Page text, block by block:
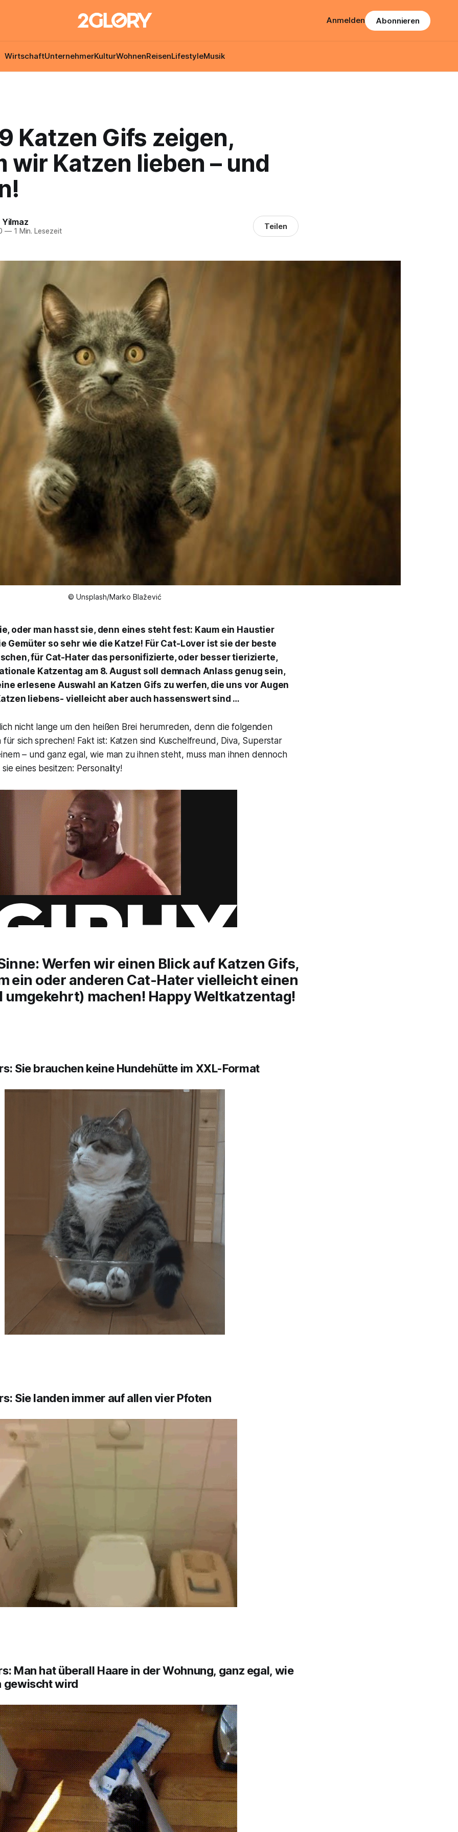
WirtschaftUnternehmerKulturWohnenReisenLifestyleMusik
Anmelden Abonnieren
Katzen Gifs zeigen,
wir Katzen lieben – und
—1 Min. Lesezeit Teilen
© Unsplash/Marko Blažević
oder man hasst sie, denn eines steht fest: Kaum ein Haustier
Gemüter so sehr wie die Katze! Für Cat-Lover ist sie der beste
für Cat-Hater das personifizierte, oder besser tierizierte,
Katzentag am 8. August soll demnach Anlass genug sein,
erlesene Auswahl an Katzen Gifs zu werfen, die uns vor Augen
liebens- vielleicht aber auch hassenswert sind …
nicht lange um den heißen Brei herumreden, denn die folgenden
für sich sprechen! Fakt ist: Katzen sind Kuschelfreund, Diva, Superstar
– und ganz egal, wie man zu ihnen steht, muss man ihnen dennoch
eines besitzen: Personality!
Werfen wir einen Blick auf Katzen Gifs,
ein oder anderen Cat-Hater vielleicht einen
umgekehrt) machen! Happy Weltkatzentag!
Sie brauchen keine Hundehütte im XXL-Format
Sie landen immer auf allen vier Pfoten
Man hat überall Haare in der Wohnung, ganz egal, wie
gewischt wird